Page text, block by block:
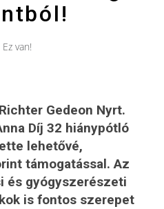
Ez van!
Gedeon Nyrt.
Díj 32 hiánypótló
lehetővé,
támogatással. Az
és gyógyszerészeti
is fontos szerepet